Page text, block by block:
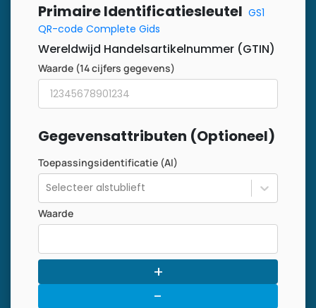
Primaire Identificatiesleutel GS1
QR-code Complete Gids
Wereldwijd Handelsartikelnummer (GTIN)
Waarde (14 cijfers gegevens)
Gegevensattributen (Optioneel)
Toepassingsidentificatie (AI)
Selecteer alstublieft
Waarde
+
-